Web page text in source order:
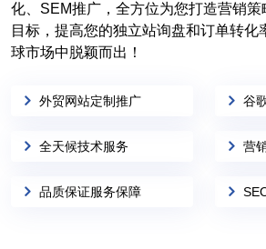
化、SEM推广，全方位为您打造营销
目标，提高您的独立站询盘和订单转化
球市场中脱颖而出！
外贸网站定制推广 谷
全天候技术服务 营
品质保证服务保障